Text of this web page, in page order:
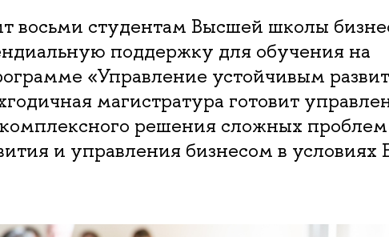
восьми студентам Высшей школы
поддержку для обучения на
«Управление устойчивым
магистратура готовит
решения сложных проблем
и управления бизнесом в условиях